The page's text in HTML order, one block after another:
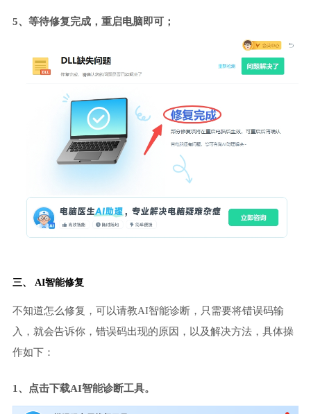
5、等待修复完成，重启电脑即可；
三、 AI智能修复
不知道怎么修复，可以请教AI智能诊断，只需要将错误码输
入，就会告诉你，错误码出现的原因，以及解决方法，具体操
作如下：
1、点击下载AI智能诊断工具。